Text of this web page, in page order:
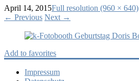
April 14, 2015Full resolution (960 × 640)
← Previous Next →
Add to favorites
Impressum